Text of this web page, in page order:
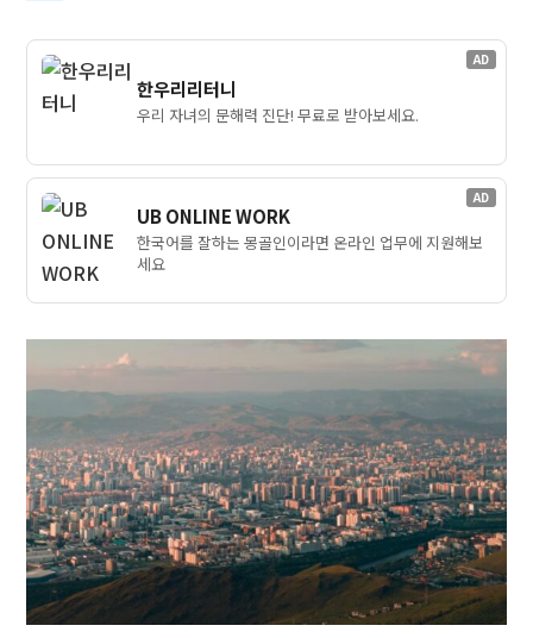
AD
한우리리터니
우리 자녀의 문해력 진단! 무료로 받아보세요.
AD
UB ONLINE WORK
한국어를 잘하는 몽골인이라면 온라인 업무에 지원해보
세요